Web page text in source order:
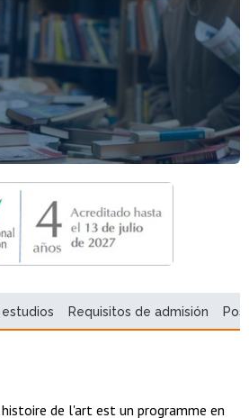
Egresadas/os
estudios Requisitos de admisión
de l'art est un programme en